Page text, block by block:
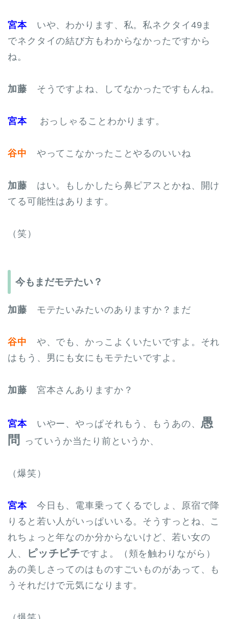
宮本いや、わかります、私。私ネクタイ49ま
でネクタイの結び方もわからなかったですから
ね。
加藤 そうですよね、してなかったですもんね。
宮本おっしゃることわかります。
谷中 やってこなかったことやるのいいね
加藤 はい。もしかしたら鼻ピアスとかね、開け
てる可能性はあります。
（笑）
今もまだモテたい？
加藤 モテたいみたいのありますか？まだ
谷中 や、でも、かっこよくいたいですよ。それ
はもう、男にも女にもモテたいですよ。
加藤 宮本さんありますか？
宮本いやー、やっぱそれもう、もうあの、 愚
問
っていうか当たり前というか、
（爆笑）
宮本今日も、電車乗ってくるでしょ、原宿で降
りると若い人がいっぱいいる。そうすっとね、こ
れちょっと年なのか分からないけど、若い女の
人、
ピッチピチですよ。（頬を触わりながら）
あの美しさってのはものすごいものがあって、も
うそれだけで元気になります。